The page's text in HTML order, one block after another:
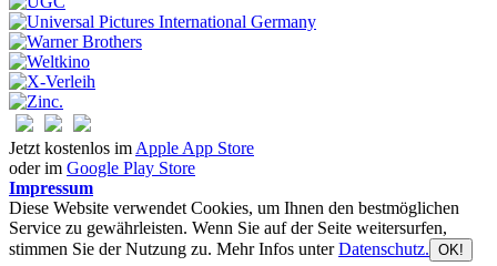
Jetzt kostenlos im Apple App Store
oder im Google Play Store
Impressum
Diese Website verwendet Cookies, um Ihnen den bestmöglichen
Service zu gewährleisten. Wenn Sie auf der Seite weitersurfen,
stimmen Sie der Nutzung zu. Mehr Infos unterDatenschutz. OK!